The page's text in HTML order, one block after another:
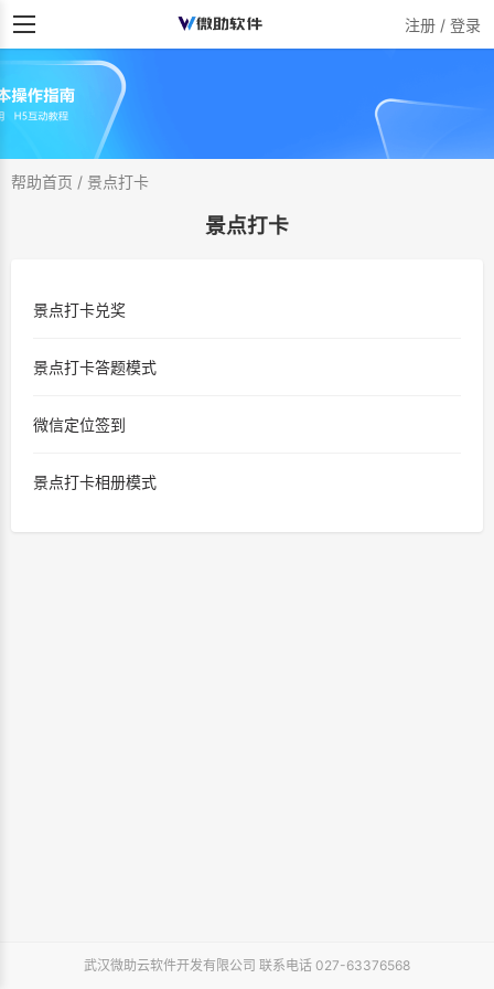
注册 / 登录
帮助首页 / 景点打卡
景点打卡
景点打卡兑奖
景点打卡答题模式
微信定位签到
景点打卡相册模式
武汉微助云软件开发有限公司 联系电话 027-63376568